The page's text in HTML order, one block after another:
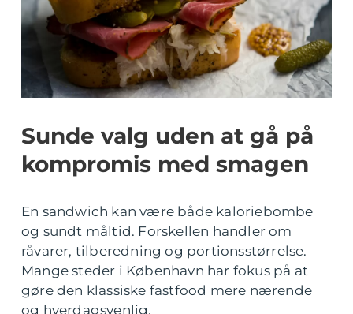
Sunde valg uden at gå på
kompromis med smagen
En sandwich kan være både kaloriebombe
og sundt måltid. Forskellen handler om
råvarer, tilberedning og portionsstørrelse.
Mange steder i København har fokus på at
gøre den klassiske fastfood mere nærende
og hverdagsvenlig.